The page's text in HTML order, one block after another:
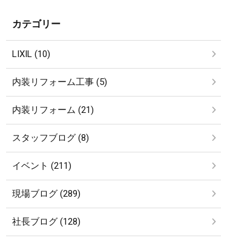
カテゴリー
LIXIL (10)
内装リフォーム工事 (5)
内装リフォーム (21)
スタッフブログ (8)
イベント (211)
現場ブログ (289)
社長ブログ (128)